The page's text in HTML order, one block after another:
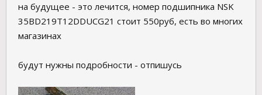
на будущее - это лечится, номер подшипника NSK
35BD219T12DDUCG21 стоит 550руб, есть во многих
магазинах
будут нужны подробности - отпишусь